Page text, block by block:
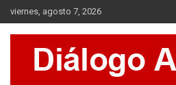
Saltar
al
contenido
viernes, agosto 7, 2026